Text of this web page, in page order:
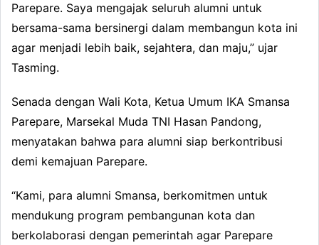
Parepare. Saya mengajak seluruh alumni untuk
bersama-sama bersinergi dalam membangun kota ini
agar menjadi lebih baik, sejahtera, dan maju,” ujar
Tasming.
Senada dengan Wali Kota, Ketua Umum IKA Smansa
Parepare, Marsekal Muda TNI Hasan Pandong,
menyatakan bahwa para alumni siap berkontribusi
demi kemajuan Parepare.
“Kami, para alumni Smansa, berkomitmen untuk
mendukung program pembangunan kota dan
berkolaborasi dengan pemerintah agar Parepare